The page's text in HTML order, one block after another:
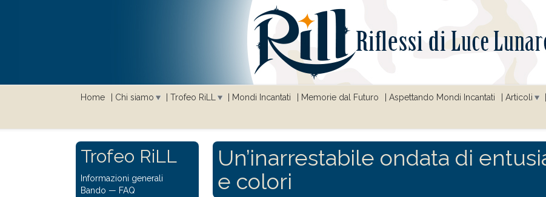
Home Chi siamo Trofeo RiLL Mondi Incantati Memorie dal Futuro Aspettando Mondi Incantati Articoli
Un’inarrestabile ondata di
e colori
Trofeo RiLL
Informazioni generali
Bando — FAQ